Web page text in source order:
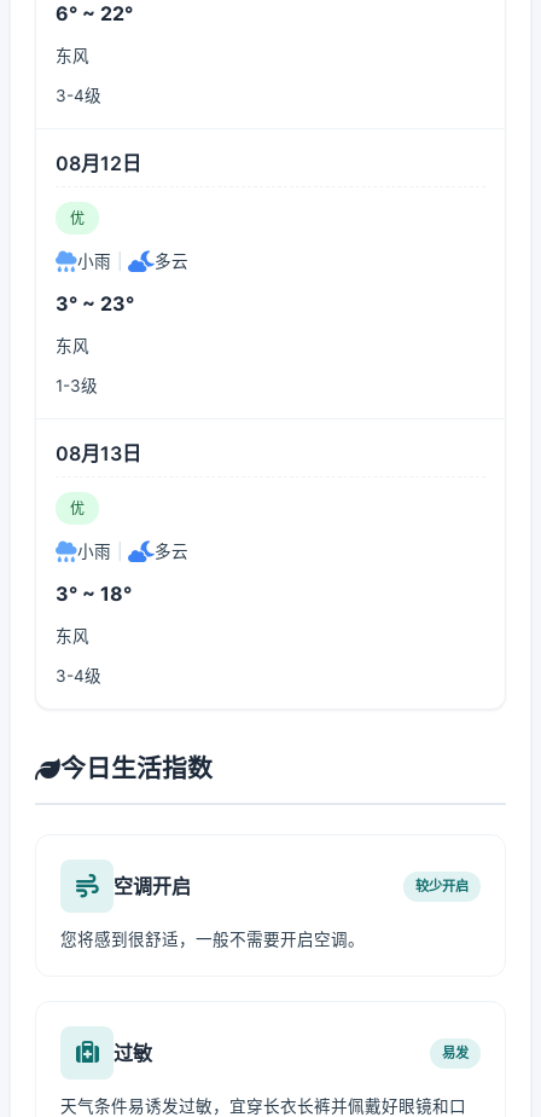
6° ~ 22°
东风
3-4级
08月12日
优
小雨 多云
3° ~ 23°
东风
1-3级
08月13日
优
小雨 多云
3° ~ 18°
东风
3-4级
今日生活指数
空调开启 较少开启
您将感到很舒适，一般不需要开启空调。
过敏 易发
天气条件易诱发过敏，宜穿长衣长裤并佩戴好眼镜和口